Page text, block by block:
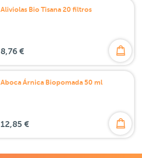
Aliviolas Bio Tisana 20 filtros
8,76 €
Aboca Árnica Biopomada 50 ml
12,85 €